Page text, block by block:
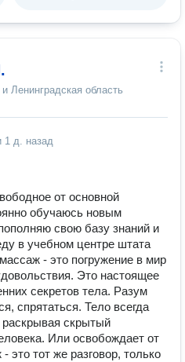
Ленинградская область
1 д. назад
от основной
обучаюсь новым
свою базу знаний и
в учебном центре штата
- это погружение в мир
Это настоящее
секретов тела. Разум
спрятаться. Тело всегда
раскрывая скрытый
Или освобождает от
тот же разговор, только